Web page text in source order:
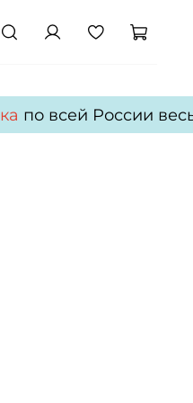
по всей России весь